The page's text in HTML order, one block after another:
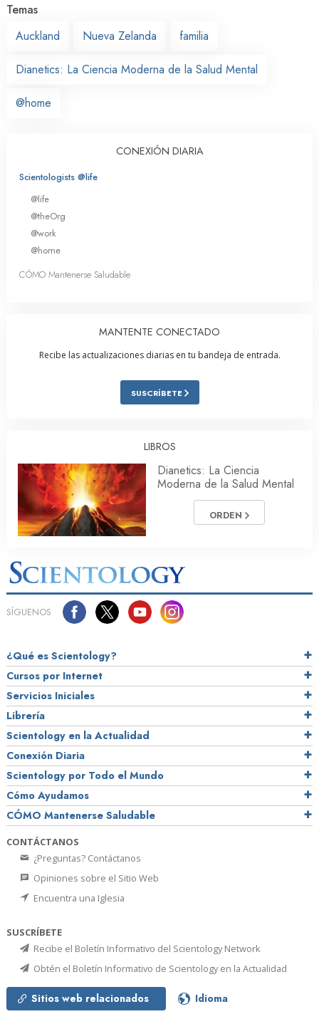
Temas
Auckland
Nueva Zelanda familia
Dianetics: La Ciencia Moderna de la Salud Mental
@home
CONEXIÓN DIARIA
Scientologists @life
@life
@theOrg
@work
@home
CÓMO Mantenerse Saludable
MANTENTE CONECTADO
Recibe las actualizaciones diarias en tu bandeja de entrada.
SUSCRÍBETE
LIBROS
Dianetics: La Ciencia
Moderna de la Salud Mental
ORDEN
SÍGUENOS
¿Qué es Scientology?
Cursos por Internet
Servicios Iniciales
Librería
Scientology en la Actualidad
Conexión Diaria
Scientology por Todo el Mundo
Cómo Ayudamos
CÓMO Mantenerse Saludable
CONTÁCTANOS
¿Preguntas? Contáctanos
Opiniones sobre el Sitio Web
Encuentra una Iglesia
SUSCRÍBETE
Recibe el Boletín Informativo del Scientology Network
Obtén el Boletín Informativo de Scientology en la Actualidad
Sitios web relacionados Idioma